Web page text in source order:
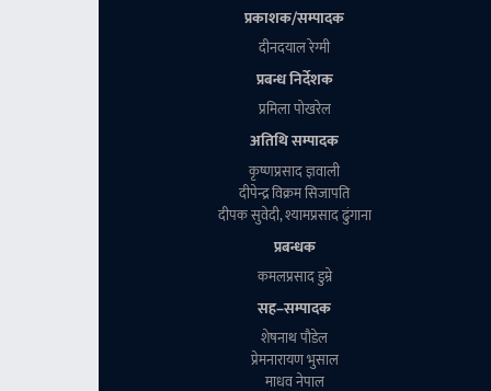
प्रकाशक/सम्पादक
दीनदयाल रेग्मी
प्रबन्ध निर्देशक
प्रमिला पाेखरेल
अतिथि सम्पादक
कृष्णप्रसाद ज्ञवाली
दीपेन्द्र विक्रम सिजापति
दीपक सुवेदी, श्यामप्रसाद ढुंगाना
प्रबन्धक
कमलप्रसाद डुम्रे
सह–सम्पादक
शेषनाथ पाैडेल
प्रेमनारायण भुसाल
माधव नेपाल